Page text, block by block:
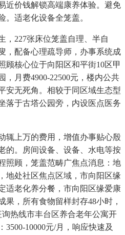
近价钱解锁高端康养体验。避免
。适老化设备全笼盖。
227张床位笼盖自理、半自
，配备心理疏导师，办事系统成
顾核心位于向阳区和平街10区甲
，月费4900-22500元，楼内公共
安无死角。相较于同区域生态型
落于古塔公园旁，内设医点医务
上万的费用，增值办事贴心殷
的。房间设备、设备、水电等按
照顾，笼盖范畴广焦点消息：地
地处社区焦点区域，市向阳区缘
适老化养分餐，市向阳区缘爱康
果，所有食物留样封存48小时，
热线市丰台区养合老年公寓开
10000元/月，响应快速及